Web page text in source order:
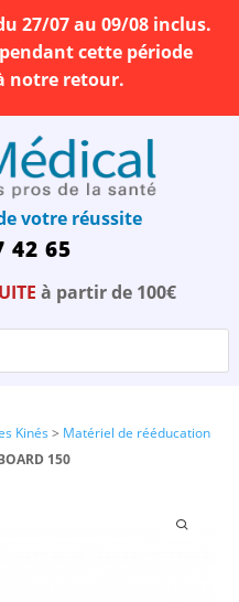
27/07 au 09/08 inclus.
cette période
notre retour.
votre réussite
42 65
à partir de 100€
Kinés > Matériel de rééducation
150